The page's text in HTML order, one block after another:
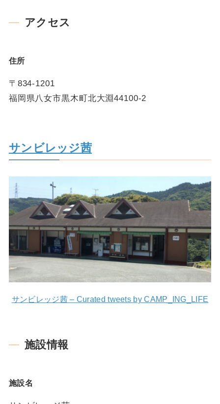
アクセス
住所
〒834-1201
福岡県八女市黒木町北大淵44100-2
サンビレッジ茜
サンビレッジ茜 – Curated tweets by CAMP_ING_LIFE
施設情報
施設名